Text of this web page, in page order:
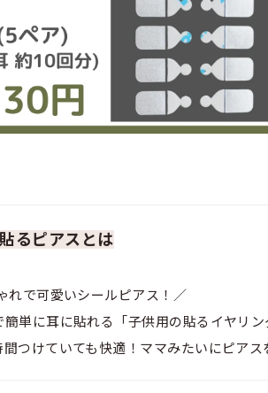
るピアスとは
れで可愛いシールピアス！／
簡単に耳に貼れる「子供用の貼るイヤリ
間つけていても快適！ママみたいにピア